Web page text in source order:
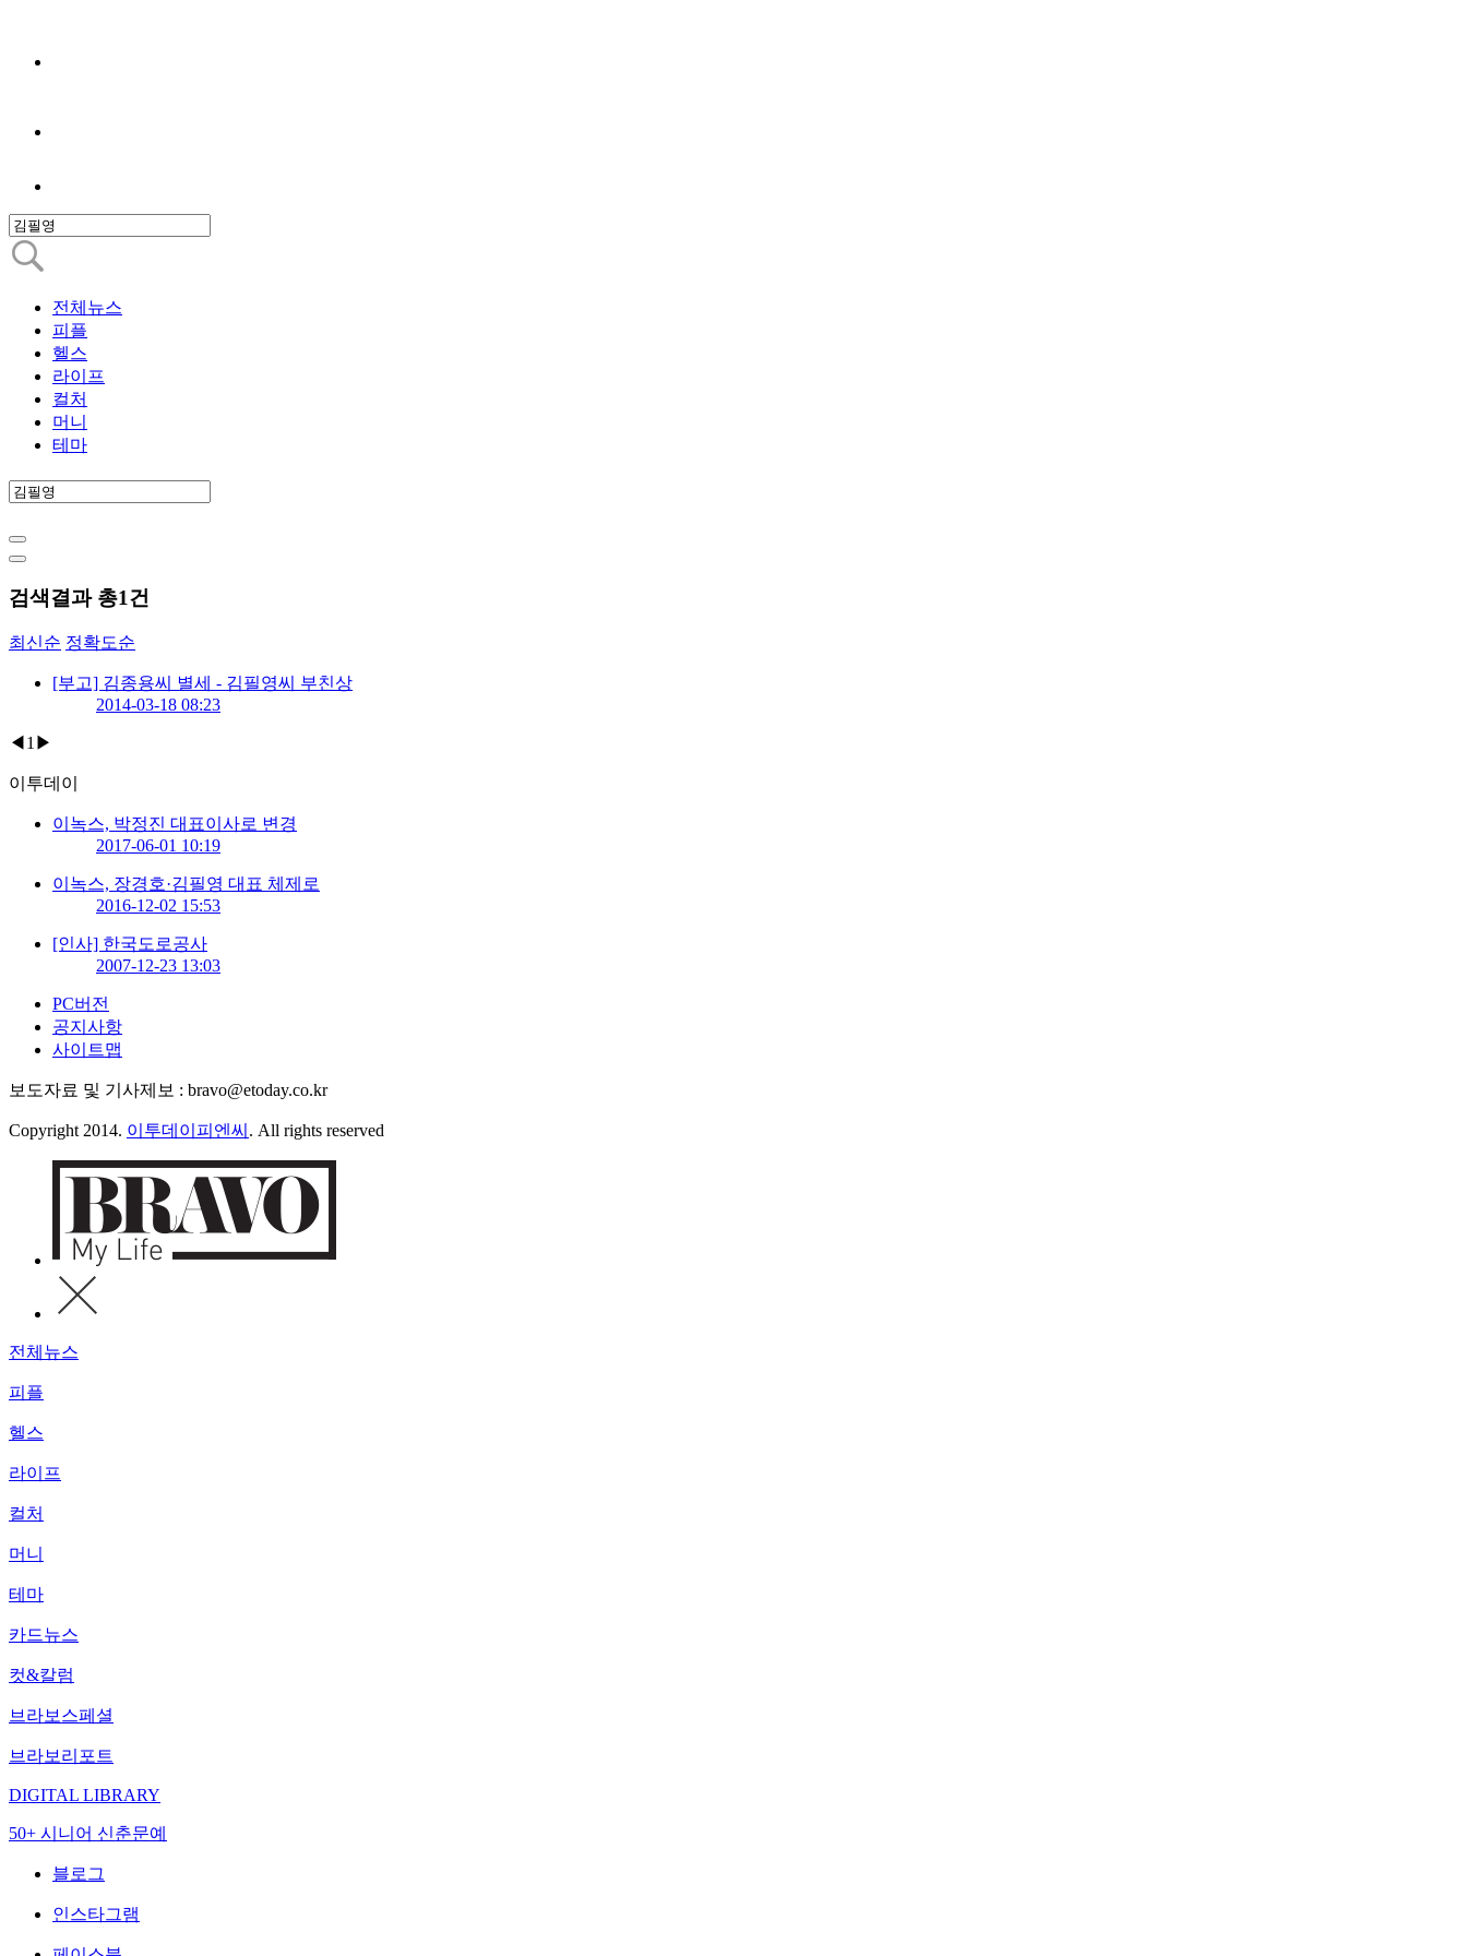
전체뉴스
피플
헬스
라이프
컬처
머니
테마
검색결과 총1건
최신순 정확도순
[부고] 김종용씨 별세 - 김필영씨 부친상
2014-03-18 08:23
◀ 1 ▶
이투데이
이녹스, 박정진 대표이사로 변경
2017-06-01 10:19
이녹스, 장경호·김필영 대표 체제로
2016-12-02 15:53
[인사] 한국도로공사
2007-12-23 13:03
PC버전
공지사항
사이트맵
보도자료 및 기사제보 : bravo@etoday.co.kr
Copyright 2014. 이투데이피엔씨 . All rights reserved
전체뉴스
피플
헬스
라이프
컬처
머니
테마
카드뉴스
컷&칼럼
브라보스페셜
브라보리포트
DIGITAL LIBRARY
50+ 시니어 신춘문예
블로그
인스타그램